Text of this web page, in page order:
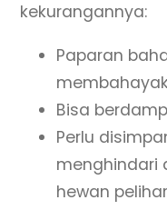
kekurangannya:
Paparan
Bisa
Perlu
menghindari
hewan